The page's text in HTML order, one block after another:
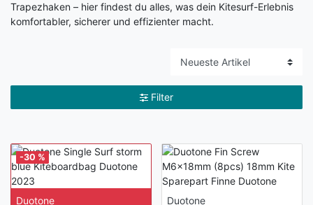
Trapezhaken – hier findest du alles, was dein Kitesurf-Erlebnis
komfortabler, sicherer und effizienter macht.
Filter
Duotone
-30 %
Duotone